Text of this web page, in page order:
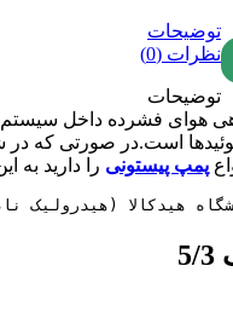
توضیحات
نظرات (0)
توضیحات
است.در صورتی که در
پمپ پیستونی را دارید به
هیدکالا (هیدرولیک